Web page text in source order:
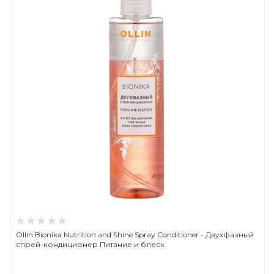
Ollin Bionika Nutrition and Shine Spray Conditioner - Двухфазный
спрей-кондиционер Питание и блеск